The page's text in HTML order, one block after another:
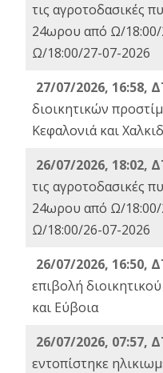
τις αγροτοδασικές
24ωρου από Ω/18:00/
Ω/18:00/27-07-2026
27/07/2026, 16:58,
διοικητικών
Κεφαλονιά και
26/07/2026, 18:02,
τις αγροτοδασικές
24ωρου από Ω/18:00/
Ω/18:00/26-07-2026
26/07/2026, 16:50,
επιβολή
και Εύβοια
26/07/2026, 07:57,
εντοπίστηκε